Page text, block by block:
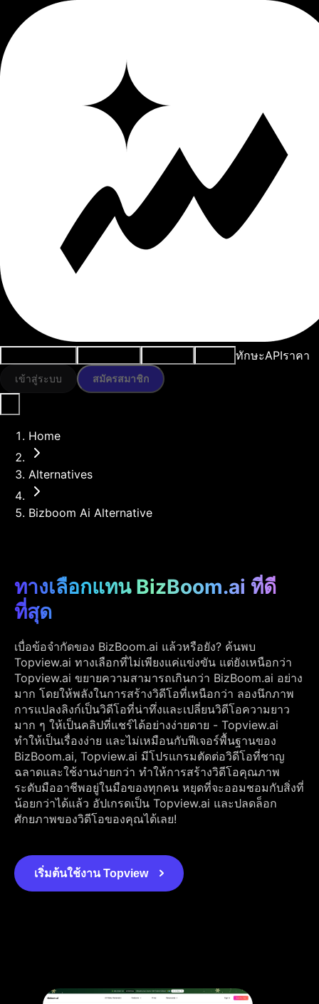
ทักษะAPIราคา
เข้าสู่ระบบ สมัครสมาชิก
Home
Alternatives
Bizboom Ai Alternative
ทางเลือกแทน BizBoom.ai ที่ดี
ที่สุด
เบื่อข้อจำกัดของ BizBoom.ai แล้วหรือยัง? ค้นพบ
Topview.ai ทางเลือกที่ไม่เพียงแค่แข่งขัน แต่ยังเหนือกว่า
Topview.ai ขยายความสามารถเกินกว่า BizBoom.ai อย่าง
มาก โดยให้พลังในการสร้างวิดีโอที่เหนือกว่า ลองนึกภาพ
การแปลงลิงก์เป็นวิดีโอที่น่าทึ่งและเปลี่ยนวิดีโอความยาว
มาก ๆ ให้เป็นคลิปที่แชร์ได้อย่างง่ายดาย - Topview.ai
ทำให้เป็นเรื่องง่าย และไม่เหมือนกับฟีเจอร์พื้นฐานของ
BizBoom.ai, Topview.ai มีโปรแกรมตัดต่อวิดีโอที่ชาญ
ฉลาดและใช้งานง่ายกว่า ทำให้การสร้างวิดีโอคุณภาพ
ระดับมืออาชีพอยู่ในมือของทุกคน หยุดที่จะออมชอมกับสิ่งที่
น้อยกว่าได้แล้ว อัปเกรดเป็น Topview.ai และปลดล็อก
ศักยภาพของวิดีโอของคุณได้เลย!
เริ่มต้นใช้งาน Topview